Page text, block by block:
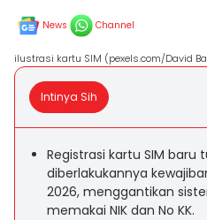
News Channel
ilustrasi kartu SIM (pexels.com/David
Intinya Sih
Registrasi kartu SIM baru
diberlakukannya
2026, menggantikan
memakai NIK dan No KK.